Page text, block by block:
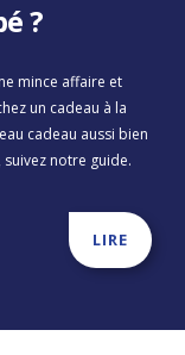
?
mince affaire et
un cadeau à la
cadeau aussi bien
suivez notre guide.
LIRE